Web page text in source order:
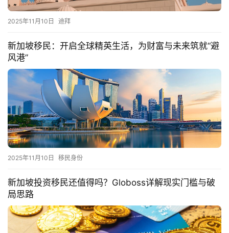
2025年11月10日 迪拜
新加坡移民：开启全球精英生活，为财富与未来筑就“避
风港”
2025年11月10日 移民身份
新加坡投资移民还值得吗？Globoss详解现实门槛与破
局思路